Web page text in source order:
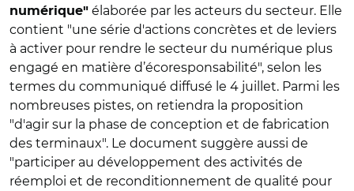
numérique" élaborée par les acteurs du secteur. Elle
contient "une série d'actions concrètes et de leviers
à activer pour rendre le secteur du numérique plus
engagé en matière d’écoresponsabilité", selon les
termes du communiqué diffusé le 4 juillet. Parmi les
nombreuses pistes, on retiendra la proposition
"d'agir sur la phase de conception et de fabrication
des terminaux". Le document suggère aussi de
"participer au développement des activités de
réemploi et de reconditionnement de qualité pour